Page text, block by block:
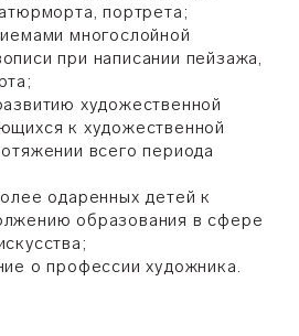
портрета;
многослойной
при написании пейзажа,
художественной
к художественной
всего периода
одаренных детей к
образования в сфере
о профессии художника.